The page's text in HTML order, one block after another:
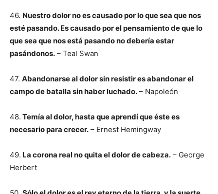
46. Nuestro dolor no es causado por lo que sea que nos
esté pasando. Es causado por el pensamiento de que lo
que sea que nos está pasando no debería estar
pasándonos. – Teal Swan
47. Abandonarse al dolor sin resistir es abandonar el
campo de batalla sin haber luchado. – Napoleón
48. Temía al dolor, hasta que aprendí que éste es
necesario para crecer. – Ernest Hemingway
49. La corona real no quita el dolor de cabeza. – George
Herbert